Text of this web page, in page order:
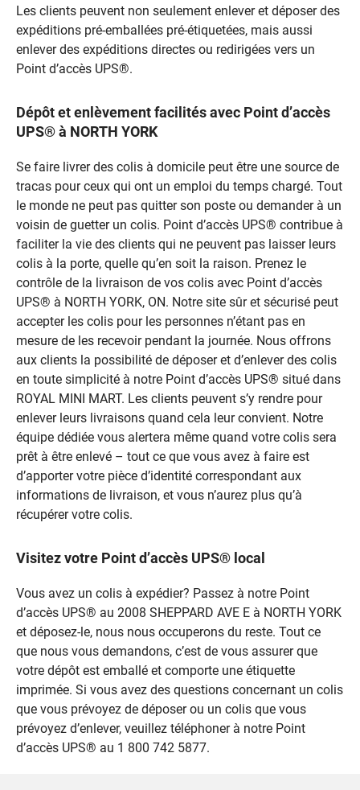
Les clients peuvent non seulement enlever et déposer des
expéditions pré-emballées pré-étiquetées, mais aussi
enlever des expéditions directes ou redirigées vers un
Point d’accès UPS®.
Dépôt et enlèvement facilités avec Point d’accès
UPS® à NORTH YORK
Se faire livrer des colis à domicile peut être une source de
tracas pour ceux qui ont un emploi du temps chargé. Tout
le monde ne peut pas quitter son poste ou demander à un
voisin de guetter un colis. Point d’accès UPS® contribue à
faciliter la vie des clients qui ne peuvent pas laisser leurs
colis à la porte, quelle qu’en soit la raison. Prenez le
contrôle de la livraison de vos colis avec Point d’accès
UPS® à NORTH YORK, ON. Notre site sûr et sécurisé peut
accepter les colis pour les personnes n’étant pas en
mesure de les recevoir pendant la journée. Nous offrons
aux clients la possibilité de déposer et d’enlever des colis
en toute simplicité à notre Point d’accès UPS® situé dans
ROYAL MINI MART. Les clients peuvent s’y rendre pour
enlever leurs livraisons quand cela leur convient. Notre
équipe dédiée vous alertera même quand votre colis sera
prêt à être enlevé – tout ce que vous avez à faire est
d’apporter votre pièce d’identité correspondant aux
informations de livraison, et vous n’aurez plus qu’à
récupérer votre colis.
Visitez votre Point d’accès UPS® local
Vous avez un colis à expédier? Passez à notre Point
d’accès UPS® au 2008 SHEPPARD AVE E à NORTH YORK
et déposez-le, nous nous occuperons du reste. Tout ce
que nous vous demandons, c’est de vous assurer que
votre dépôt est emballé et comporte une étiquette
imprimée. Si vous avez des questions concernant un colis
que vous prévoyez de déposer ou un colis que vous
prévoyez d’enlever, veuillez téléphoner à notre Point
d’accès UPS® au 1 800 742 5877.